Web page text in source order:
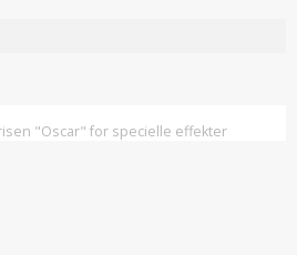
"Oscar" for specielle effekter